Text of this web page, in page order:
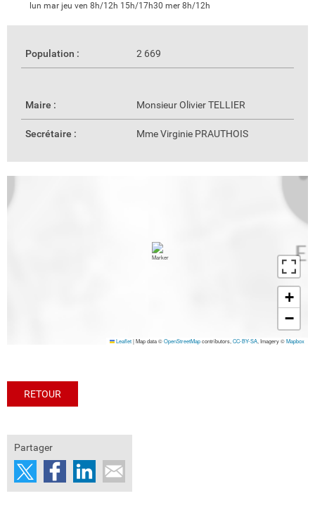
lun mar jeu ven 8h/12h 15h/17h30 mer 8h/12h
Population : 2 669
Maire : Monsieur Olivier TELLIER
Secrétaire : Mme Virginie PRAUTHOIS
+
−
Leaflet|Map data ©OpenStreetMapcontributors, CC-BY-SA , Imagery ©Mapbox
RETOUR
Partager